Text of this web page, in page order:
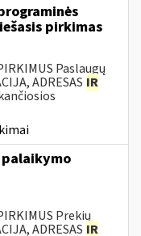
pirkimas
Paslaugų
ADRESAS IR
palaikymo
Prekių
ADRESAS IR